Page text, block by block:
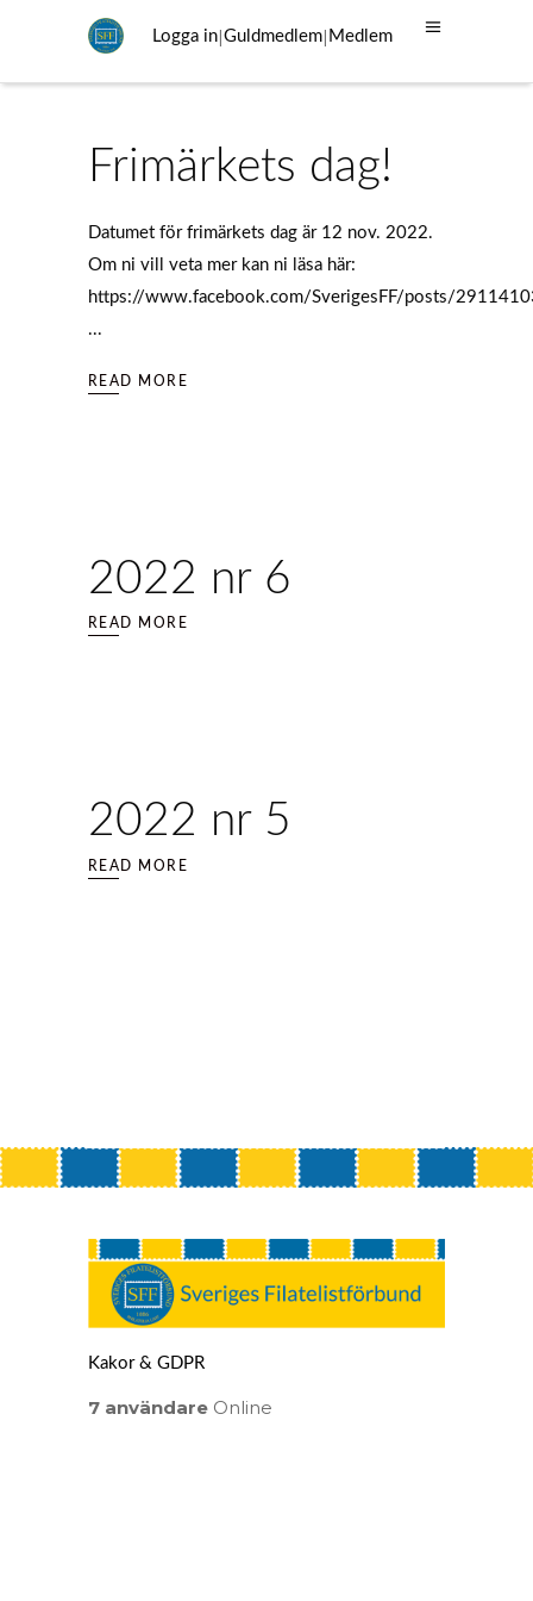
Logga in|Guldmedlem| Medlem
Frimärkets dag!
Datumet för frimärkets dag är 12 nov. 2022.
Om ni vill veta mer kan ni läsa här:
https://www.facebook.com/SverigesFF/posts/
READ MORE
2022 nr 6
READ MORE
2022 nr 5
READ MORE
Kakor & GDPR
7 användare Online